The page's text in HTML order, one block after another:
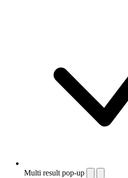
Multi result pop-up